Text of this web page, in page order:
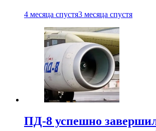
4 месяца спустя3 месяца спустя
ПД-8 успешно